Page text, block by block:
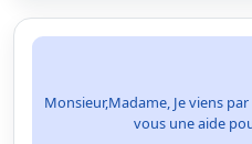
Monsieur,Madame, Je viens
vous une aide